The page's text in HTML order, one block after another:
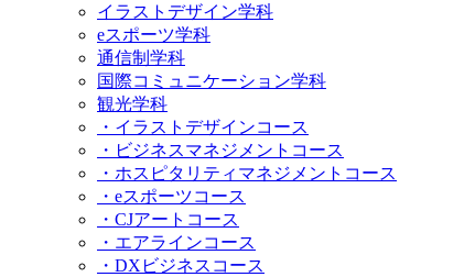
イラストデザイン学科
eスポーツ学科
通信制学科
国際コミュニケーション学科
観光学科
・イラストデザインコース
・ビジネスマネジメントコース
・ホスピタリティマネジメントコース
・eスポーツコース
・CJアートコース
・エアラインコース
・DXビジネスコース